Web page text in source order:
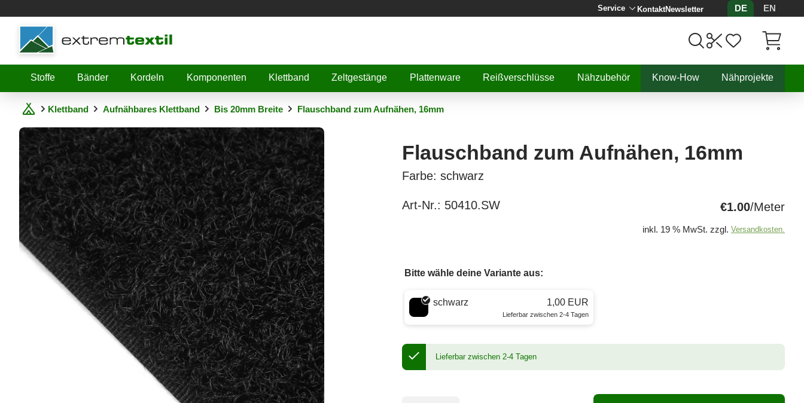
Service KontaktNewsletter DE
EN
Shopware
Stoffe
Bänder Kordeln Komponenten Klettband Zeltgestänge Plattenware Reißverschlüsse Nähzubehör Know-How Nähprojekte
Klettband Aufnähbares Klettband Bis 20mm Breite Flauschband zum Aufnähen, 16mm
Flauschband zum Aufnähen, 16mm
Farbe: schwarz
Art-Nr.: 50410.SW €1.00/Meter
inkl. 19 % MwSt. zzgl. Versandkosten.
Bitte wähle deine Variante aus:
Wähle eine Farbe
schwarz 1,00 EUR
Lieferbar zwischen 2-4 Tagen
Lieferbar zwischen 2-4 Tagen